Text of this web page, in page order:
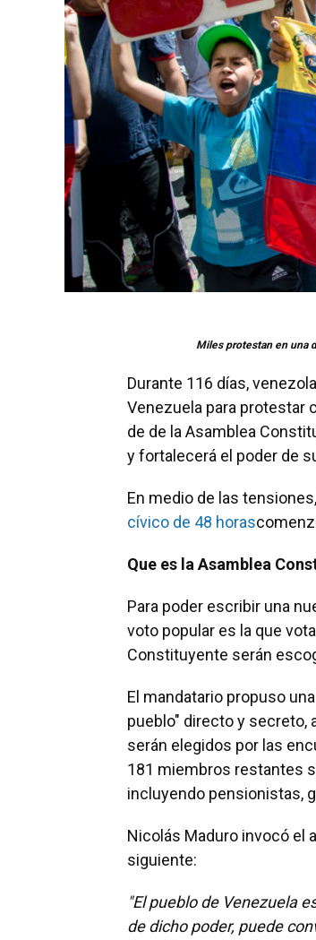
Miles protestan en una
Durante 116 días,
Venezuela para protestar
de de la Asamblea
y fortalecerá el poder de
En medio de las
cívico de 48 horas
Que es la Asamblea
Para poder escribir una
voto popular es la que
Constituyente serán
El mandatario propuso una
pueblo" directo y secreto,
serán elegidos por las
181 miembros restantes
incluyendo pensionistas,
Nicolás Maduro invocó el
siguiente:
"El pueblo de Venezuela
de dicho poder, puede